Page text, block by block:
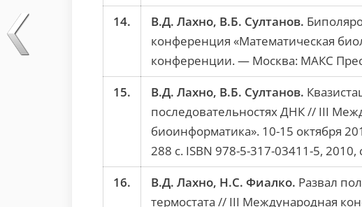
14.
В.Д. Лахно, В.Б. Султанов.
конференция «Математическая
конференции. — Москва: МАКС
15.
В.Д. Лахно, В.Б. Султанов.
последовательностях ДНК // III
биоинформатика». 10-15 октября
288 c. ISBN 978-5-317-03411-5, 2010,
16.
В.Д. Лахно, Н.С. Фиалко. Развал
термостата // III Международная